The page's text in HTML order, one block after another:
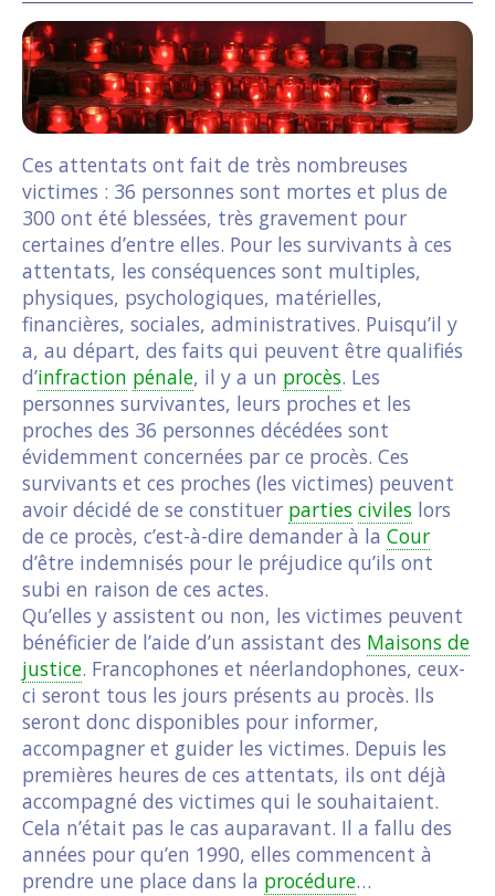
Ces attentats ont fait de très nombreuses
victimes : 36 personnes sont mortes et plus de
300 ont été blessées, très gravement pour
certaines d’entre elles. Pour les survivants à ces
attentats, les conséquences sont multiples,
physiques, psychologiques, matérielles,
financières, sociales, administratives. Puisqu’il y
a, au départ, des faits qui peuvent être qualifiés
d’infraction pénale, il y a un procès. Les
personnes survivantes, leurs proches et les
proches des 36 personnes décédées sont
évidemment concernées par ce procès. Ces
survivants et ces proches (les victimes) peuvent
avoir décidé de se constituer parties civiles lors
de ce procès, c’est-à-dire demander à la Cour
d’être indemnisés pour le préjudice qu’ils ont
subi en raison de ces actes.
Qu’elles y assistent ou non, les victimes peuvent
bénéficier de l’aide d’un assistant des Maisons de
justice. Francophones et néerlandophones, ceux-
ci seront tous les jours présents au procès. Ils
seront donc disponibles pour informer,
accompagner et guider les victimes. Depuis les
premières heures de ces attentats, ils ont déjà
accompagné des victimes qui le souhaitaient.
Cela n’était pas le cas auparavant. Il a fallu des
années pour qu’en 1990, elles commencent à
prendre une place dans la procédure…